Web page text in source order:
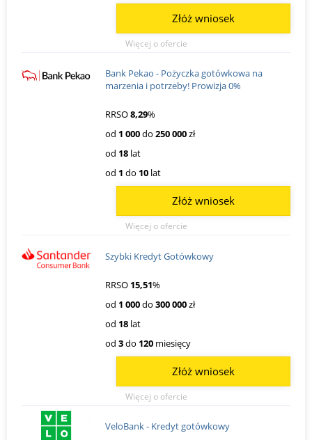
Więcej o ofercie
Złóż wniosek
Bank Pekao - Pożyczka gotówkowa na
marzenia i potrzeby! Prowizja 0%
RRSO8,29%
od 1 000do 250 000zł
od 18 lat
od 1 do 10 lat
Więcej o ofercie
Złóż wniosek
Szybki Kredyt Gotówkowy
RRSO 15,51%
od 1 000do 300 000zł
od 18 lat
od 3do 120 miesięcy
Więcej o ofercie
Złóż wniosek
VeloBank - Kredyt gotówkowy